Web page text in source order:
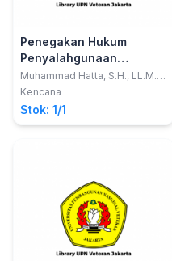
Penegakan Hukum
Penyalahgunaan
Narkoba di Indonesia
Muhammad Hatta, S.H., LL.M.,
Ph.D.
Kencana
Stok: 1/1